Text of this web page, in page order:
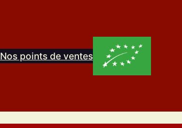
Nos points de ventes